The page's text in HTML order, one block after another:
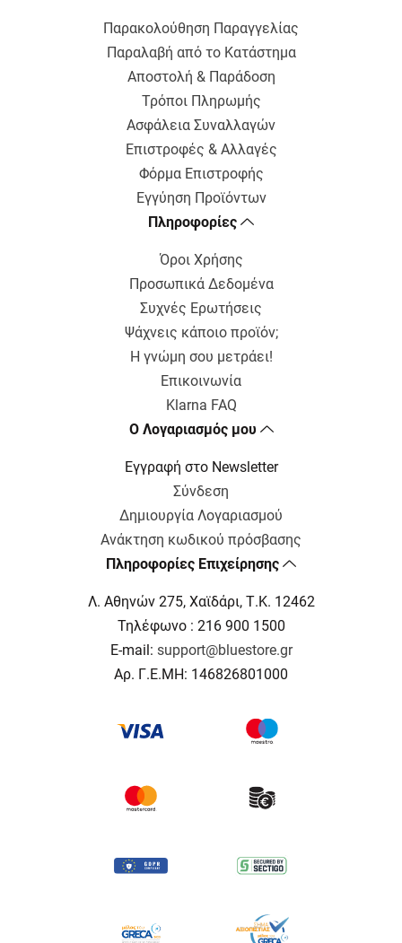
Παρακολούθηση Παραγγελίας
Παραλαβή από το Κατάστημα
Αποστολή & Παράδοση
Τρόποι Πληρωμής
Ασφάλεια Συναλλαγών
Επιστροφές & Αλλαγές
Φόρμα Επιστροφής
Εγγύηση Προϊόντων
Πληροφορίες
Όροι Χρήσης
Προσωπικά Δεδομένα
Συχνές Ερωτήσεις
Ψάχνεις κάποιο προϊόν;
Η γνώμη σου μετράει!
Επικοινωνία
Klarna FAQ
Ο Λογαριασμός μου
Εγγραφή στο Newsletter
Σύνδεση
Δημιουργία Λογαριασμού
Ανάκτηση κωδικού πρόσβασης
Πληροφορίες Επιχείρησης
Λ. Αθηνών 275, Χαϊδάρι, Τ.Κ. 12462
Τηλέφωνο : 216 900 1500
E-mail: support@bluestore.gr
Αρ. Γ.Ε.ΜΗ: 146826801000